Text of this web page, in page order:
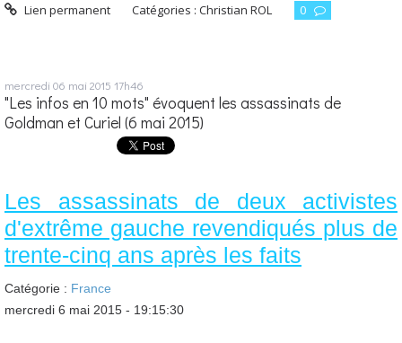
Lien permanent Catégories :Christian ROL 0
mercredi 06 mai 2015 17h46
"Les infos en 10 mots" évoquent les assassinats de
Goldman et Curiel (6 mai 2015)
Les assassinats de deux activistes
d'extrême gauche revendiqués plus de
trente-cinq ans après les faits
Catégorie : France
mercredi 6 mai 2015 - 19:15:30